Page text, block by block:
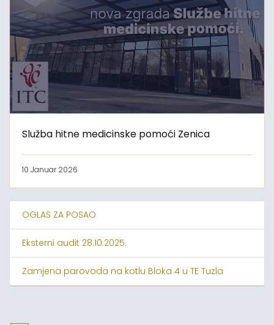
Služba hitne medicinske pomoći Zenica
10 Januar 2026
OGLAS ZA POSAO
Eksterni audit 28.10.2025.
Zamjena parovoda na kotlu Bloka 4 u TE Tuzla